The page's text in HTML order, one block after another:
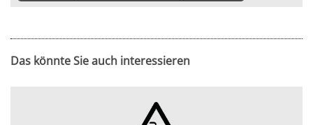
Das könnte Sie auch interessieren